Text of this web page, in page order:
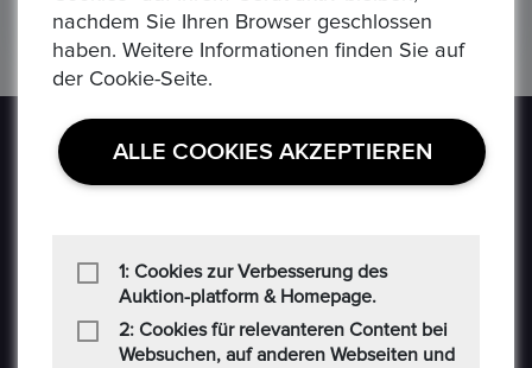
Epoxa ist eine Online-Plattform, mit der Benutzer
Münzen, Medaillen, Edelmetalle und andere
Sammlerstücke auf einer E-Auction-Plattform in den
Formaten Jetzt kaufen / Angebot / Gebot kaufen und
nachdem Sie Ihren Browser geschlossen
haben. Weitere Informationen finden Sie auf
der Cookie-Seite.
ALLE COOKIES AKZEPTIEREN
1: Cookies zur Verbesserung des
Auktion-platform & Homepage.
2: Cookies für relevanteren Content bei
Websuchen, auf anderen Webseiten und